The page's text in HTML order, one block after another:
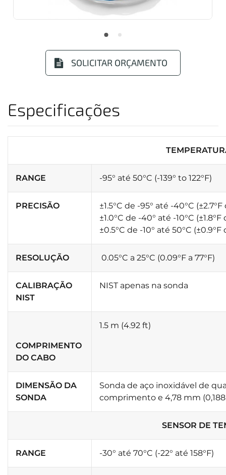
SOLICITAR ORÇAMENTO
Especificações
RANGE -95° até 50°C (-139° to 122°F)
PRECISÃO
±1.5°C de -95° até -40°C
±1.0°C de -40° até -10°C
±0.5°C de -10° até 50°C (±0.9°F
RESOLUÇÃO 0.05°C a 25°C (0.09°F a 77°F)
CALIBRAÇÃO
NIST
NIST apenas na sonda
COMPRIMENTO
DO CABO
1.5 m (4.92 ft)
DIMENSÃO DA
SONDA
Sonda de aço inoxidável de
comprimento e 4,78 mm
SENSOR DE
RANGE -30° até 70°C (-22° até 158°F)